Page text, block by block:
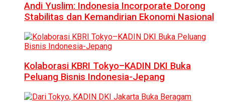
Andi Yuslim: Indonesia Incorporate Dorong
Stabilitas dan Kemandirian Ekonomi Nasional
Kolaborasi KBRI Tokyo–KADIN DKI Buka
Peluang Bisnis Indonesia-Jepang